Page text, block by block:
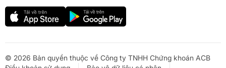
© 2026 Bản quyền thuộc về Công ty TNHH Chứng khoán ACB